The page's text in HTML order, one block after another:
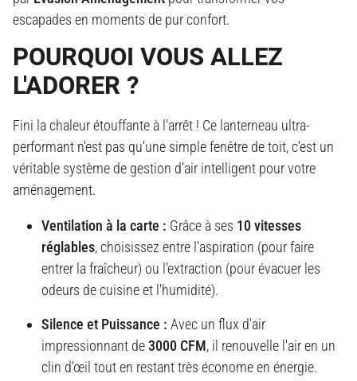
escapades en moments de pur confort.
POURQUOI VOUS ALLEZ
L'ADORER ?
Fini la chaleur étouffante à l'arrêt ! Ce lanterneau ultra-
performant n'est pas qu'une simple fenêtre de toit, c'est un
véritable système de gestion d'air intelligent pour votre
aménagement.
Ventilation à la carte : Grâce à ses 10 vitesses
réglables, choisissez entre l'aspiration (pour faire
entrer la fraîcheur) ou l'extraction (pour évacuer les
odeurs de cuisine et l'humidité).
Silence et Puissance : Avec un flux d'air
impressionnant de3000 CFM, il renouvelle l'air en un
clin d'œil tout en restant très économe en énergie.